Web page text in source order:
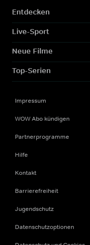
Entdecken
Live-Sport
Neue Filme
Top-Serien
Impressum
WOW Abo kündigen
Partnerprogramme
Hilfe
Kontakt
Barrierefreiheit
Jugendschutz
Datenschutzoptionen